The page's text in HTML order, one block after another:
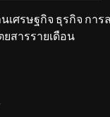
เศรษฐกิจ ธุรกิจ การ
สารรายเดือน